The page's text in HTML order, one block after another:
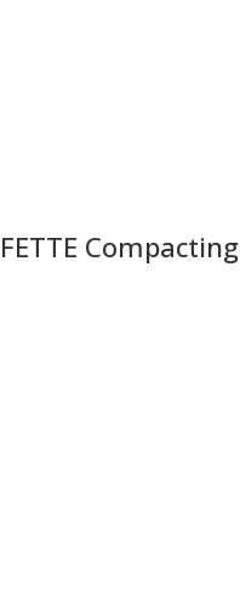
FETTE Compacting